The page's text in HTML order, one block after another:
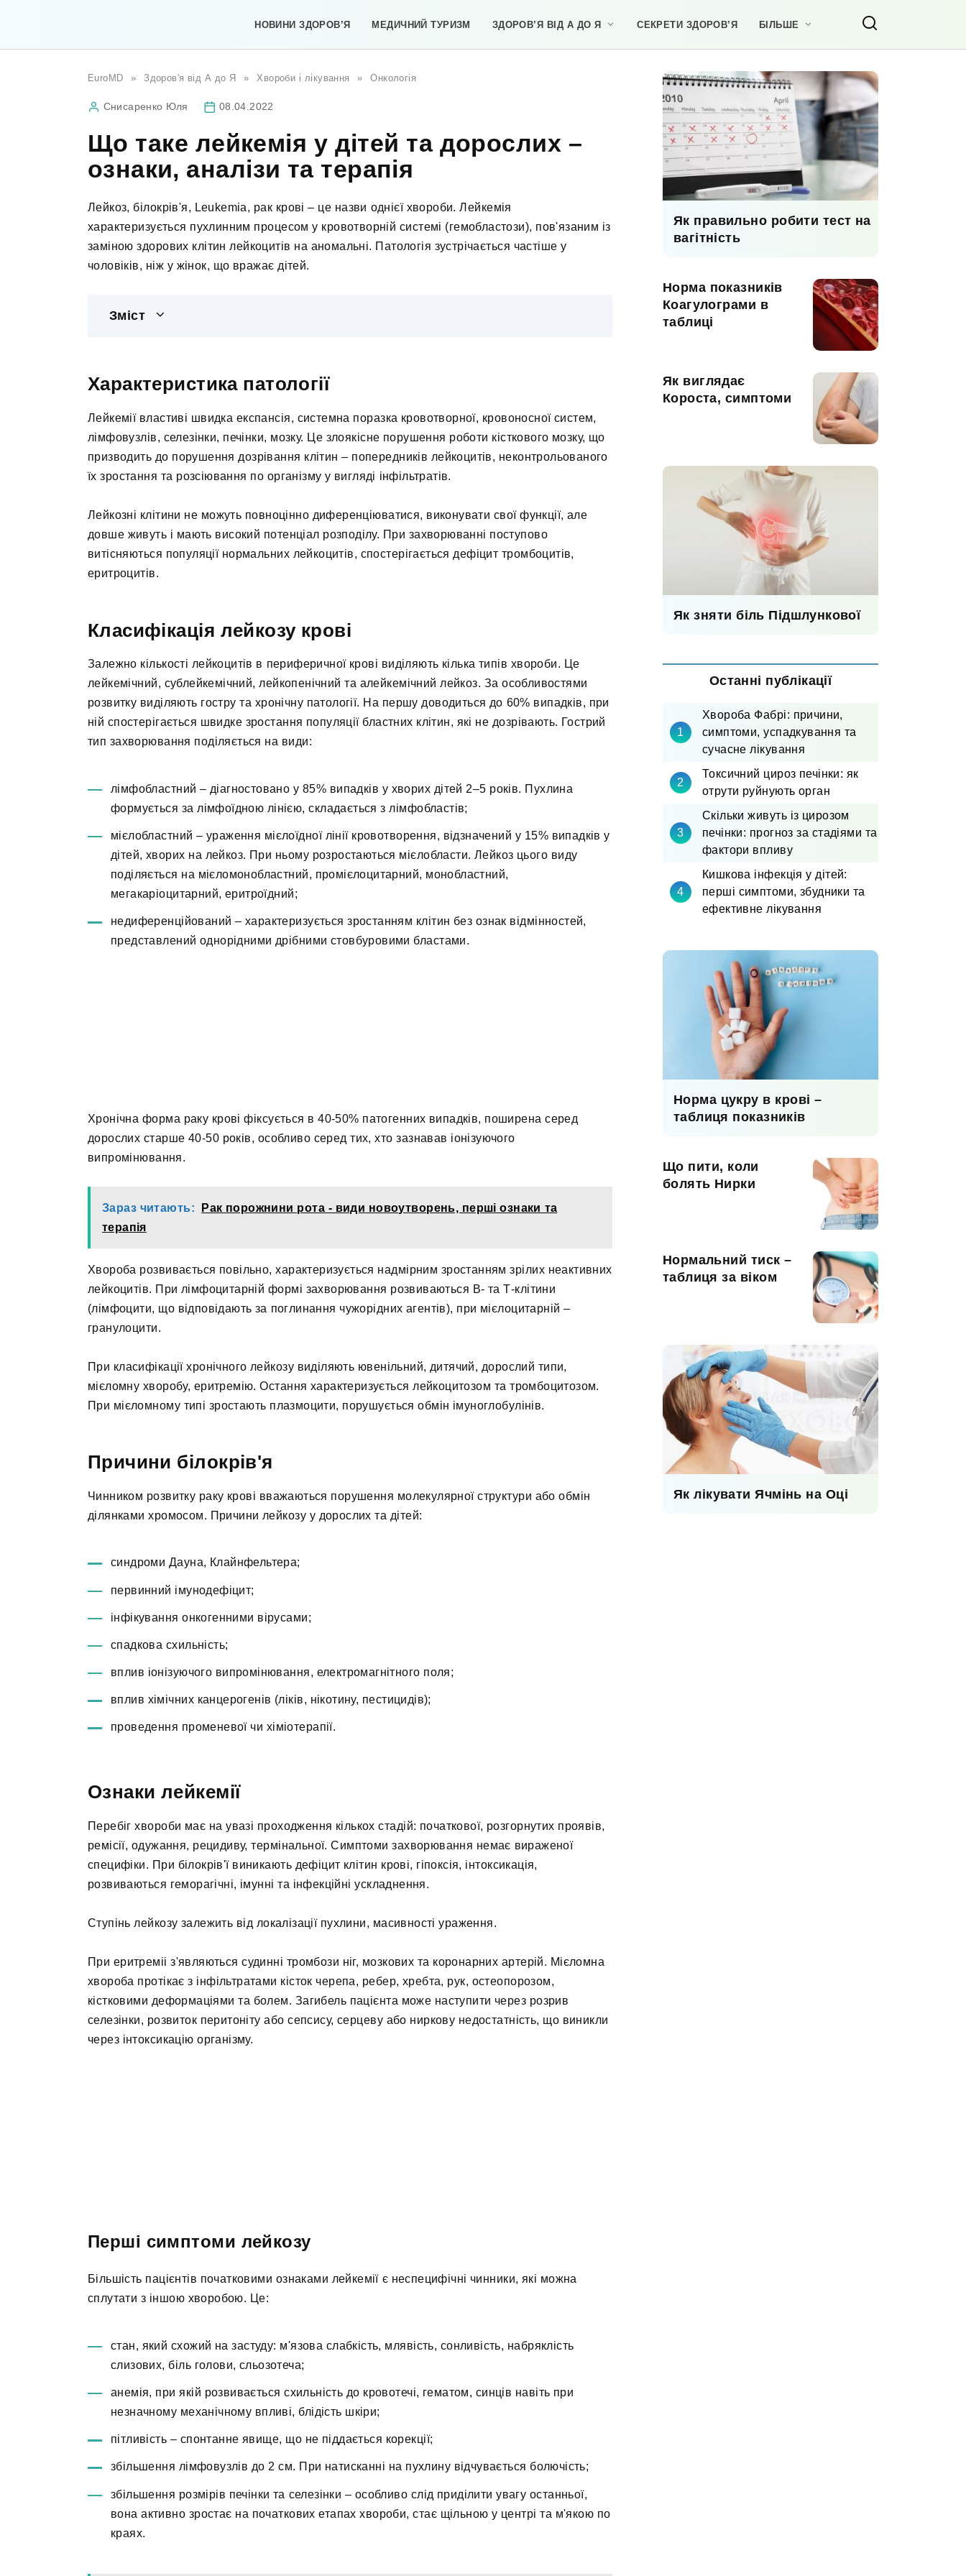
НОВИНИ ЗДОРОВ’Я МЕДИЧНИЙ ТУРИЗМ ЗДОРОВ’Я ВІД А ДО Я СЕКРЕТИ ЗДОРОВ’Я БІЛЬШЕ
EuroMD » Здоров'я від А до Я » Хвороби і лікування » Онкологія
Снисаренко Юля 08.04.2022
Що таке лейкемія у дітей та дорослих –
ознаки, аналізи та терапія
Лейкоз, білокрів'я, Leukemia, рак крові – це назви однієї хвороби. Лейкемія
характеризується пухлинним процесом у кровотворній системі (гемобластози), пов'язаним із
заміною здорових клітин лейкоцитів на аномальні. Патологія зустрічається частіше у
чоловіків, ніж у жінок, що вражає дітей.
Зміст
Характеристика патології
Лейкемії властиві швидка експансія, системна поразка кровотворної, кровоносної систем,
лімфовузлів, селезінки, печінки, мозку. Це злоякісне порушення роботи кісткового мозку, що
призводить до порушення дозрівання клітин – попередників лейкоцитів, неконтрольованого
їх зростання та розсіювання по організму у вигляді інфільтратів.
Лейкозні клітини не можуть повноцінно диференціюватися, виконувати свої функції, але
довше живуть і мають високий потенціал розподілу. При захворюванні поступово
витісняються популяції нормальних лейкоцитів, спостерігається дефіцит тромбоцитів,
еритроцитів.
Класифікація лейкозу крові
Залежно кількості лейкоцитів в периферичної крові виділяють кілька типів хвороби. Це
лейкемічний, сублейкемічний, лейкопенічний та алейкемічний лейкоз. За особливостями
розвитку виділяють гостру та хронічну патології. На першу доводиться до 60% випадків, при
ній спостерігається швидке зростання популяції бластних клітин, які не дозрівають. Гострий
тип захворювання поділяється на види:
лімфобластний – діагностовано у 85% випадків у хворих дітей 2–5 років. Пухлина
формується за лімфоїдною лінією, складається з лімфобластів;
мієлобластний – ураження мієлоїдної лінії кровотворення, відзначений у 15% випадків у
дітей, хворих на лейкоз. При ньому розростаються мієлобласти. Лейкоз цього виду
поділяється на мієломонобластний, промієлоцитарний, монобластний,
мегакаріоцитарний, еритроїдний;
недиференційований – характеризується зростанням клітин без ознак відмінностей,
представлений однорідними дрібними стовбуровими бластами.
Хронічна форма раку крові фіксується в 40-50% патогенних випадків, поширена серед
дорослих старше 40-50 років, особливо серед тих, хто зазнавав іонізуючого
випромінювання.
Зараз читають:
Рак порожнини рота - види новоутворень, перші ознаки та
терапія
Хвороба розвивається повільно, характеризується надмірним зростанням зрілих неактивних
лейкоцитів. При лімфоцитарній формі захворювання розвиваються В- та Т-клітини
(лімфоцити, що відповідають за поглинання чужорідних агентів), при мієлоцитарній –
гранулоцити.
При класифікації хронічного лейкозу виділяють ювенільний, дитячий, дорослий типи,
мієломну хворобу, еритремію. Остання характеризується лейкоцитозом та тромбоцитозом.
При мієломному типі зростають плазмоцити, порушується обмін імуноглобулінів.
Причини білокрів'я
Чинником розвитку раку крові вважаються порушення молекулярної структури або обмін
ділянками хромосом. Причини лейкозу у дорослих та дітей:
синдроми Дауна, Клайнфельтера;
первинний імунодефіцит;
інфікування онкогенними вірусами;
спадкова схильність;
вплив іонізуючого випромінювання, електромагнітного поля;
вплив хімічних канцерогенів (ліків, нікотину, пестицидів);
проведення променевої чи хіміотерапії.
Ознаки лейкемії
Перебіг хвороби має на увазі проходження кількох стадій: початкової, розгорнутих проявів,
ремісії, одужання, рецидиву, термінальної. Симптоми захворювання немає вираженої
специфіки. При білокрів'ї виникають дефіцит клітин крові, гіпоксія, інтоксикація,
розвиваються геморагічні, імунні та інфекційні ускладнення.
Ступінь лейкозу залежить від локалізації пухлини, масивності ураження.
При еритреміі з'являються судинні тромбози ніг, мозкових та коронарних артерій. Мієломна
хвороба протікає з інфільтратами кісток черепа, ребер, хребта, рук, остеопорозом,
кістковими деформаціями та болем. Загибель пацієнта може наступити через розрив
селезінки, розвиток перитоніту або сепсису, серцеву або ниркову недостатність, що виникли
через інтоксикацію організму.
Перші симптоми лейкозу
Більшість пацієнтів початковими ознаками лейкемії є неспецифічні чинники, які можна
сплутати з іншою хворобою. Це:
стан, який схожий на застуду: м'язова слабкість, млявість, сонливість, набряклість
слизових, біль голови, сльозотеча;
анемія, при якій розвивається схильність до кровотечі, гематом, синців навіть при
незначному механічному впливі, блідість шкіри;
пітливість – спонтанне явище, що не піддається корекції;
збільшення лімфовузлів до 2 см. При натисканні на пухлину відчувається болючість;
збільшення розмірів печінки та селезінки – особливо слід приділити увагу останньої,
вона активно зростає на початкових етапах хвороби, стає щільною у центрі та м'якою по
краях.
Як правильно робити тест на
вагітність
Норма показників
Коагулограми в
таблиці
Як виглядає
Короста, симптоми
Як зняти біль Підшлункової
Останні публікації
Хвороба Фабрі: причини,
симптоми, успадкування та
сучасне лікування
Токсичний цироз печінки: як
отрути руйнують орган
Скільки живуть із цирозом
печінки: прогноз за стадіями та
фактори впливу
Кишкова інфекція у дітей:
перші симптоми, збудники та
ефективне лікування
Норма цукру в крові –
таблиця показників
Що пити, коли
болять Нирки
Нормальний тиск –
таблиця за віком
Як лікувати Ячмінь на Оці